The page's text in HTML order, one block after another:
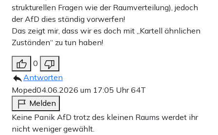
strukturellen Fragen wie der Raumverteilung), jedoch
der AfD dies ständig vorwerfen!
Das zeigt mir, dass wir es doch mit „Kartell ähnlichen
Zuständen“ zu tun haben!
0
Antworten
Moped04.06.2026 um 17:05 Uhr64T
Melden
Keine Panik AfD trotz des kleinen Raums werdet ihr
nicht weniger gewählt.